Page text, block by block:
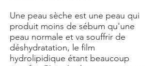
Une peau sèche est une peau qui
produit moins de sébum qu'une
peau normale et va souffrir de
déshydratation, le film
hydrolipidique étant beaucoup